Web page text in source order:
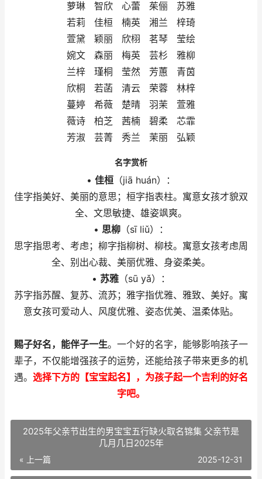
萝琳 智欣 心蕾 茱俪 苏雅
若莉 佳桓 楠英 湘兰 梓琦
萱黛 颖丽 欣栩 茗琴 莹绘
婉文 森丽 梅英 芸杉 雅柳
兰梓 瑾桐 莹然 芳蕙 青茵
欣桐 若菡 清云 荣蓉 林梓
蔓婷 希薇 楚晴 羽茉 萱雅
薇诗 柏芝 茜楠 碧柔 芯霏
芳淑 芸菁 秀兰 茉丽 弘颖
名字赏析
• 佳桓 （jiā huán）：
佳字指美好、美丽的意思；桓字指表柱。寓意女孩才貌双
全、文思敏捷、雄姿飒爽。
• 思柳 （sī liǔ）：
思字指思考、考虑；柳字指柳树、柳枝。寓意女孩考虑周
全、别出心裁、美丽优雅、身姿柔美。
• 苏雅 （sū yǎ）：
苏字指苏醒、复苏、流苏；雅字指优雅、雅致、美好。寓
意女孩可爱动人、风度优雅、姿态优美、温柔体贴。
赐子好名，能伴子一生。一个好的名字，能够影响孩子一
辈子，不仅能增强孩子的运势，还能给孩子带来更多的机
遇。 选择下方的【宝宝起名】，为孩子起一个吉利的好名
字吧。
2025年父亲节出生的男宝宝五行缺火取名锦集 父亲节是
几月几日2025年
« 上一篇 2025-12-31